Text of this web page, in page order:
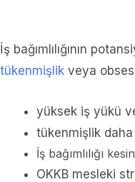
İş bağımlılığının
tükenmişlik veya
yüksek iş yükü
tükenmişlik
İş bağımlılığı
OKKB mesleki